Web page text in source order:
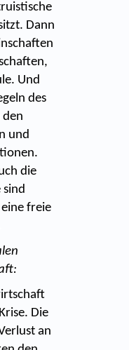
Dann
Und
des
den
und
die
sind
freie
Die
an